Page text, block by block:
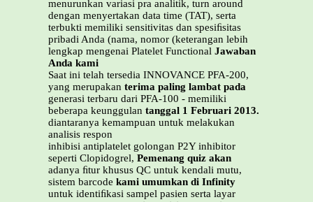
menurunkan variasi pra analitik, turn around
dengan menyertakan data time (TAT), serta
terbukti memiliki sensitivitas dan spesiﬁsitas
pribadi Anda (nama, nomor (keterangan lebih
lengkap mengenai Platelet Functional Jawaban
Anda kami
Saat ini telah tersedia INNOVANCE PFA-200,
yang merupakan terima paling lambat pada
generasi terbaru dari PFA-100 - memiliki
beberapa keunggulan tanggal 1 Februari 2013.
diantaranya kemampuan untuk melakukan
analisis respon
inhibisi antiplatelet golongan P2Y inhibitor
seperti Clopidogrel, Pemenang quiz akan
adanya ﬁtur khusus QC untuk kendali mutu,
sistem barcode kami umumkan di Infinity
untuk identiﬁkasi sampel pasien serta layar